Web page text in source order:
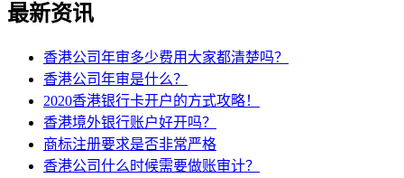
最新资讯
香港公司年审多少费用大家都清楚吗？
香港公司年审是什么？
2020香港银行卡开户的方式攻略！
香港境外银行账户好开吗？
商标注册要求是否非常严格
香港公司什么时候需要做账审计？